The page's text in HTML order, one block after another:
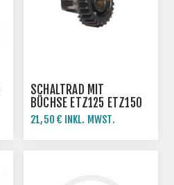
SCHALTRAD MIT
BÜCHSE ETZ125 ETZ150
21,50 € INKL. MWST.